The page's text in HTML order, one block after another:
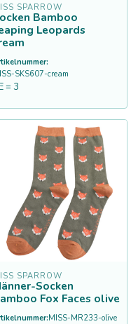
SPARROW
Bamboo
Leopards
SKS607-cream
= 3
SPARROW
Socken
Fox Faces olive
MISS-MR233-olive